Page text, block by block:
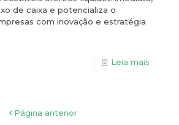
de caixa e potencializa o
com inovação e estratégia
Leia mais
Página anterior